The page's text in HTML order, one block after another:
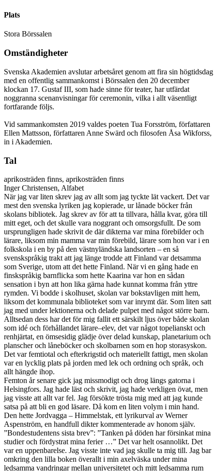
Plats
Stora Börssalen
Omständigheter
Svenska Akademien avslutar arbetsåret genom att fira sin högtidsdag
med en offentlig sammankomst i Börssalen den 20 december
klockan 17. Gustaf III, som hade sinne för teater, har utfärdat
noggranna scenanvisningar för ceremonin, vilka i allt väsentligt
fortfarande följs.
Vid sammankomsten 2019 valdes poeten Tua Forsström, författaren
Ellen Mattsson, författaren Anne Swärd och filosofen Åsa Wikforss,
in i Akademien.
Tal
aprikosträden finns, aprikosträden finns
Inger Christensen, Alfabet
När jag var liten skrev jag av allt som jag tyckte lät vackert. Det var
mest den svenska lyriken jag kopierade, ur lånade böcker från
skolans bibliotek. Jag skrev av för att ta tillvara, hålla kvar, göra till
mitt eget, och det skulle vara noggrant och omsorgsfullt. De som
ursprungligen hade skrivit de där dikterna var mina förebilder och
lärare, liksom min mamma var min förebild, lärare som hon var i en
folkskola i en by på den västnyländska landsorten – en så
svenskspråkig trakt att jag länge trodde att Finland var detsamma
som Sverige, utom att det hette Finland. När vi en gång hade en
finskspråkig barnflicka som hette Kaarina var hon en sådan
sensation i byn att hon lika gärna hade kunnat komma från yttre
rymden. Vi bodde i skolhuset, skolan var bokstavligen mitt hem,
liksom det kommunala biblioteket som var inrymt där. Som liten satt
jag med under lektionerna och delade pulpet med något större barn.
Alltsedan dess har det för mig fallit ett särskilt ljus över både skolan
som idé och förhållandet lärare–elev, det var något topelianskt och
renhjärtat, en ömsesidig glädje över delad kunskap, planetarium och
planscher och låneböcker och skolbarnen som en hop storasyskon.
Det var femtiotal och efterkrigstid och materiellt fattigt, men skolan
var en lycklig plats på jorden med lek och ordning och språk, och
allt hängde ihop.
Femton år senare gick jag missmodigt och drog längs gatorna i
Helsingfors. Jag hade läst och skrivit, jag hade verkligen övat, men
jag visste att allt var fel. Jag försökte trösta mig med att jag kunde
satsa på att bli en god läsare. Då kom en liten volym i min hand.
Den hette Jordvagga – Himmelstak, ett lyrikurval av Werner
Aspenström, en handfull dikter kommenterade av honom själv.
”Bondestudentens sista brev”: ”Tanken på döden har försinkat mina
studier och fördystrat mina ferier …” Det var helt osannolikt. Det
var en uppenbarelse. Jag visste inte vad jag skulle ta mig till. Jag bar
omkring den lilla boken överallt i min axelväska under mina
ledsamma vandringar mellan universitetet och mitt ledsamma rum